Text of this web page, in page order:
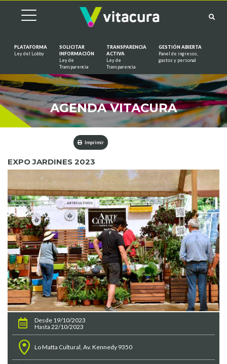
PLATAFORMA
Ley del Lobby
SOLICITAR
INFORMACIÓN
Ley de
Transparencia
TRANSPARENCIA
ACTIVA
Ley de
Transparencia
GESTIÓN ABIERTA
Panel de ingresos,
gastos y personal
AGENDA VITACURA
Imprimir
EXPO JARDINES 2023
Desde 19/10/2023
Hasta 22/10/2023
Lo Matta Cultural, Av. Kennedy 9350